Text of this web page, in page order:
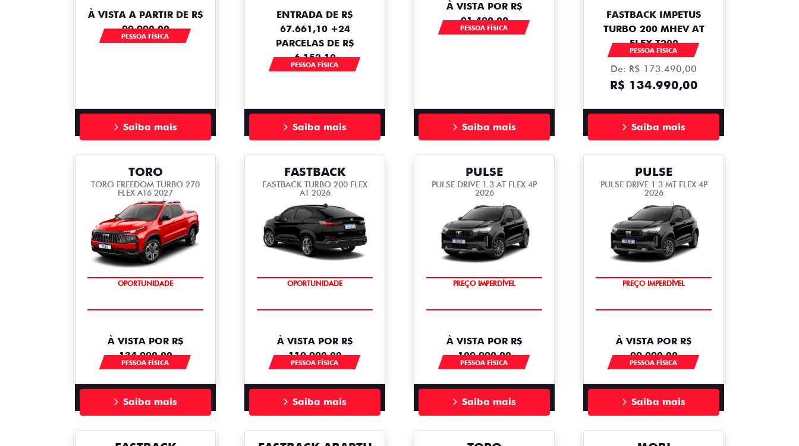
À VISTA A PARTIR DE R$
99.990,00
PESSOA FÍSICA
Saiba mais
ENTRADA DE R$
67.661,10 +24
PARCELAS DE R$
6.152,10
PESSOA FÍSICA
Saiba mais
À VISTA POR R$
91.490,00
PESSOA FÍSICA
Saiba mais
FASTBACK IMPETUS
TURBO 200 MHEV AT
FLEX T200
PESSOA FÍSICA
De: R$ 173.490,00
R$ 134.990,00
Saiba mais
TORO
TORO FREEDOM TURBO 270
FLEX AT6 2027
À VISTA POR R$
134.990,00
PESSOA FÍSICA
Saiba mais
FASTBACK
FASTBACK TURBO 200 FLEX
AT 2026
OPORTUNIDADE
À VISTA POR R$
119.990,00
PESSOA FÍSICA
Saiba mais
PULSE
PULSE DRIVE 1.3 AT FLEX 4P
2026
BARATO DO BRASIL
À VISTA POR R$
109.990,00
PESSOA FÍSICA
Saiba mais
PULSE
PULSE DRIVE 1.3 MT FLEX 4P
2026
À VISTA POR R$
99.990,00
PESSOA FÍSICA
Saiba mais